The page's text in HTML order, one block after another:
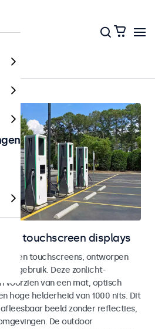
en touchscreen displays
en touchscreens, ontworpen
Deze zonlicht-
voorzien van een mat, optisch
hoge helderheid van 1000 nits. Dit
beeld zonder reflecties,
De outdoor